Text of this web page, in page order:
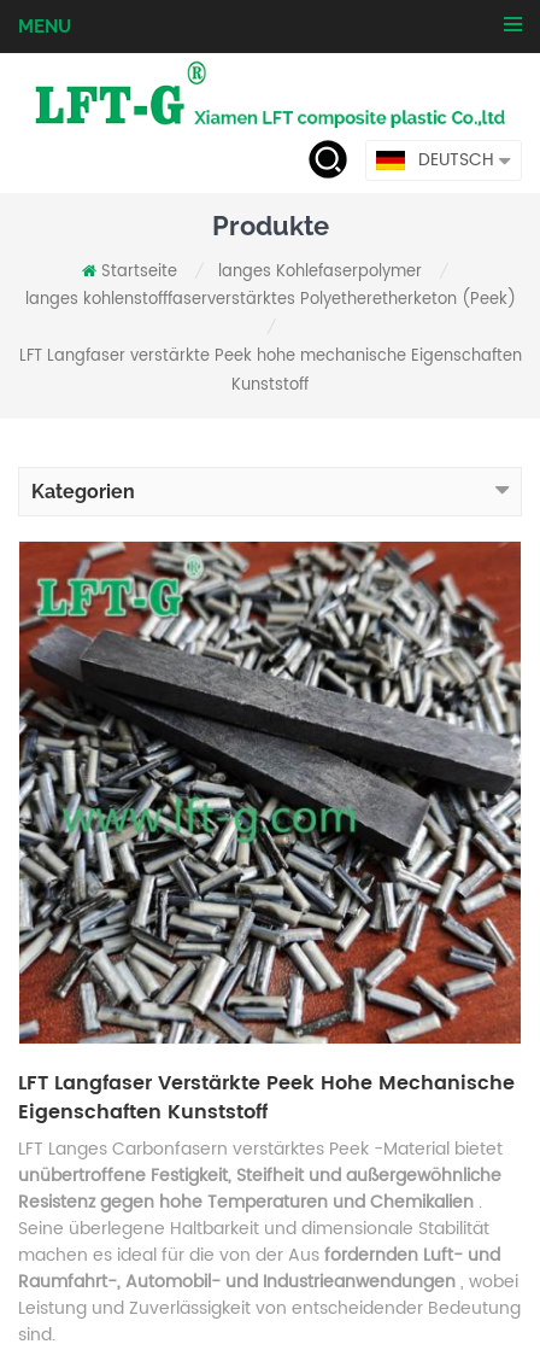
MENU
DEUTSCH
Produkte
Startseite langes Kohlefaserpolymer
langes kohlenstofffaserverstärktes Polyetheretherketon (Peek)
LFT Langfaser verstärkte Peek hohe mechanische Eigenschaften
Kunststoff
Kategorien
LFT Langfaser Verstärkte Peek Hohe Mechanische
Eigenschaften Kunststoff
LFT Langes Carbonfasern verstärktes Peek -Material bietet
unübertroffene Festigkeit, Steifheit und außergewöhnliche
Resistenz gegen hohe Temperaturen und Chemikalien .
Seine überlegene Haltbarkeit und dimensionale Stabilität
machen es ideal für die von der Ausfordernden Luft- und
Raumfahrt-, Automobil- und Industrieanwendungen, wobei
Leistung und Zuverlässigkeit von entscheidender Bedeutung
sind.